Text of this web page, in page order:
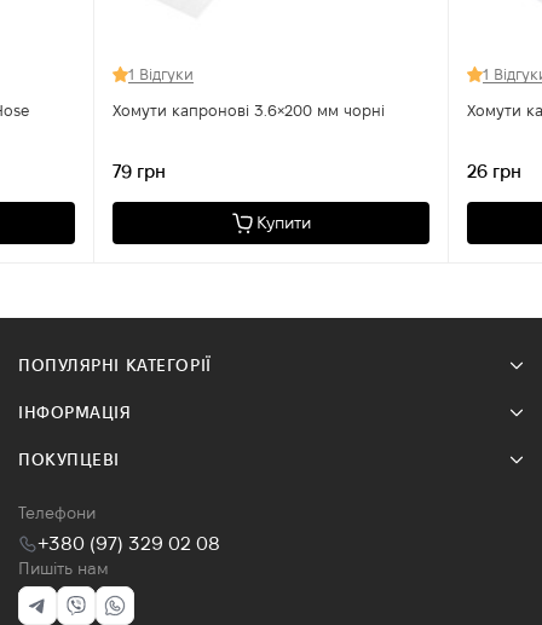
1 Відгуки
Хомути капронові 3.6×200 мм чорні
79 грн
Купити
1
26 грн
ПОПУЛЯРНІ КАТЕГОРІЇ
ІНФОРМАЦІЯ
ПОКУПЦЕВІ
Телефони
+380 (97) 329 02 08
Пишіть нам